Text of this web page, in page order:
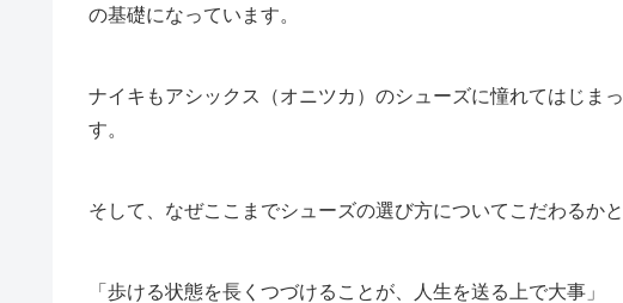
の基礎になっています。
ナイキもアシックス（オニツカ）のシューズに憧れてはじま
す。
そして、なぜここまでシューズの選び方についてこだわるか
「歩ける状態を長くつづけることが、人生を送る上で大事」